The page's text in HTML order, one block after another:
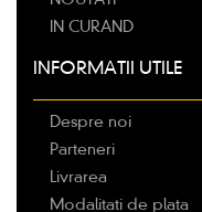
IN CURAND
INFORMATII UTILE
Despre noi
Parteneri
Livrarea
Modalitati de plata